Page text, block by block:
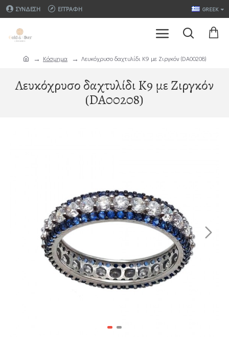
ΣΎΝΔΕΣΗ ΕΓΓΡΑΦΉ GREEK
Κόσμημα Λευκόχρυσο δαχτυλίδι K9 με Ζιργκόν (DA00208)
Λευκόχρυσο δαχτυλίδι K9 με Ζιργκόν
(DA00208)